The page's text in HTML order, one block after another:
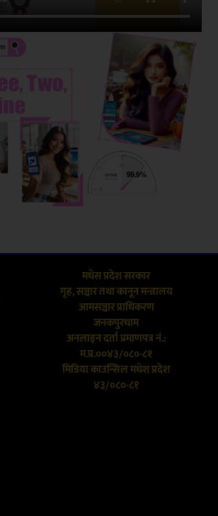
मधेस प्रदेश सरकार
गृह, सञ्चार तथा कानून मन्त्रालय
आमसञ्चार प्राधिकरण
जनकपुरधाम
अनलाइन दर्ता प्रमाणपत्र नं.:
म.प्र.००४३/०८०-८१
मिडिया काउन्सिल मधेश प्रदेश
४३/०८०-८१